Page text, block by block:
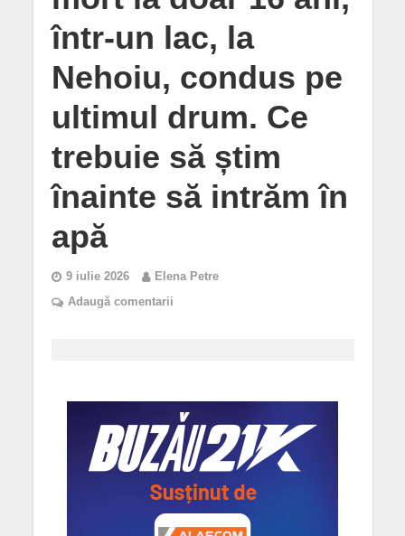
într-un lac, la
Nehoiu, condus pe
ultimul drum. Ce
trebuie să știm
înainte să intrăm în
apă
9 iulie 2026
Elena Petre
Adaugă comentarii